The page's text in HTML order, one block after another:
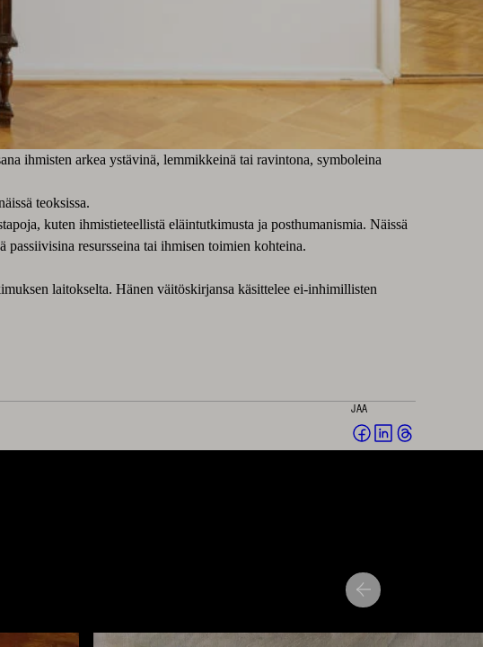
ihmisten arkea ystävinä, lemmikkeinä tai ravintona, symboleina
teoksissa.
kuten ihmistieteellistä eläintutkimusta ja posthumanismia. Näissä
resursseina tai ihmisen toimien kohteina.
laitokselta. Hänen väitöskirjansa käsittelee ei-inhimillisten
JAA
Jaa
Facebookissa
Jaa
LinkedInissä
Threadsissä
Siirry
seuraavaan